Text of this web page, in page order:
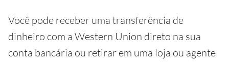
Você pode receber uma transferência de
dinheiro com a Western Union direto na sua
conta bancária ou retirar em uma loja ou agente